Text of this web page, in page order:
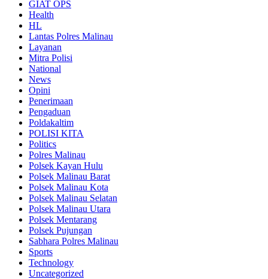
GIAT OPS
Health
HL
Lantas Polres Malinau
Layanan
Mitra Polisi
National
News
Opini
Penerimaan
Pengaduan
Poldakaltim
POLISI KITA
Politics
Polres Malinau
Polsek Kayan Hulu
Polsek Malinau Barat
Polsek Malinau Kota
Polsek Malinau Selatan
Polsek Malinau Utara
Polsek Mentarang
Polsek Pujungan
Sabhara Polres Malinau
Sports
Technology
Uncategorized